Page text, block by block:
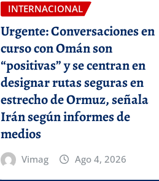
INTERNACIONAL
Urgente: Conversaciones en
curso con Omán son
“positivas” y se centran en
designar rutas seguras en
estrecho de Ormuz, señala
Irán según informes de
medios
Vimag Ago 4, 2026